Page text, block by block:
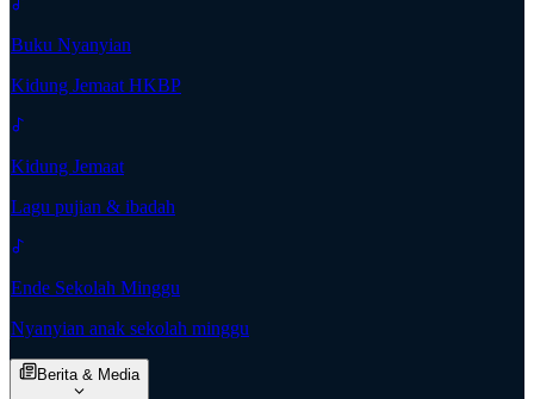
Buku Nyanyian
Kidung Jemaat HKBP
Kidung Jemaat
Lagu pujian & ibadah
Ende Sekolah Minggu
Nyanyian anak sekolah minggu
Berita & Media